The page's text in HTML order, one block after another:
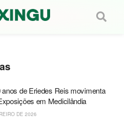
anos de Eriedes Reis movimenta
em Medicilândia
DE 2026